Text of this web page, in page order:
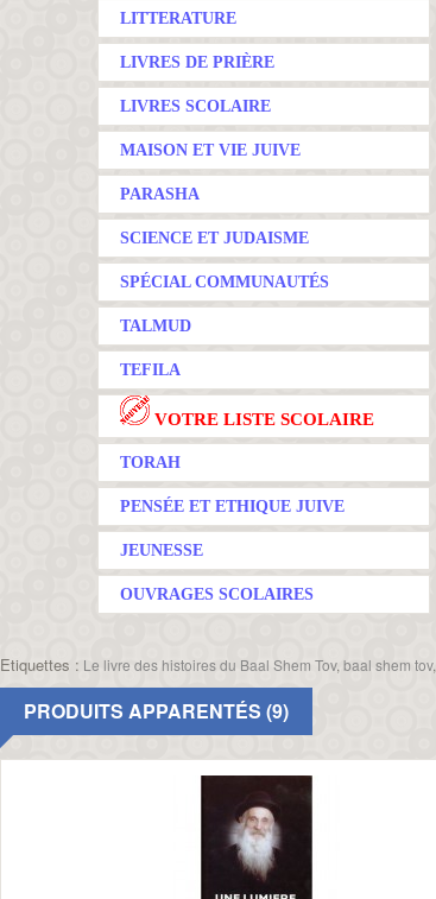
LITTERATURE
LIVRES DE PRIÈRE
LIVRES SCOLAIRE
MAISON ET VIE JUIVE
PARASHA
SCIENCE ET JUDAISME
SPÉCIAL COMMUNAUTÉS
TALMUD
TEFILA
VOTRE LISTE SCOLAIRE
TORAH
PENSÉE ET ETHIQUE JUIVE
JEUNESSE
OUVRAGES SCOLAIRES
Etiquettes : Le livre des histoires du Baal Shem Tov, baal shem tov,
PRODUITS APPARENTÉS (9)